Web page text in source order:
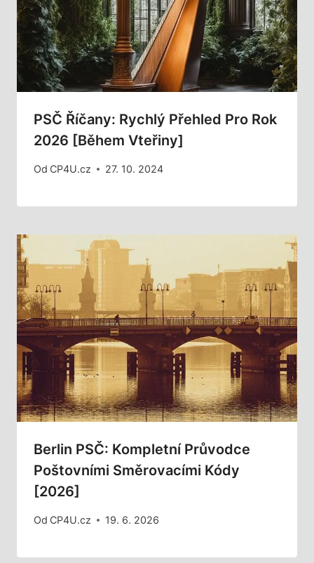
PSČ Říčany: Rychlý Přehled Pro Rok
2026 [Během Vteřiny]
Od CP4U.cz 27. 10. 2024
Berlin PSČ: Kompletní Průvodce
Poštovními Směrovacími Kódy
[2026]
Od CP4U.cz 19. 6. 2026